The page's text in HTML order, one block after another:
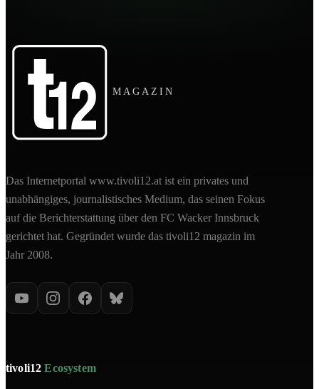
MAGAZIN
Das Internetportal www.tivoli12.at ist ein privates und
unabhängiges, journalistisches Medium, das seinen Fokus
auf die Berichterstattung über den FC Wacker Innsbruck
gerichtet hat. Gegründet wurde das tivoli12 magazin im
Jahr 2008.
tivoli12Ecosystem